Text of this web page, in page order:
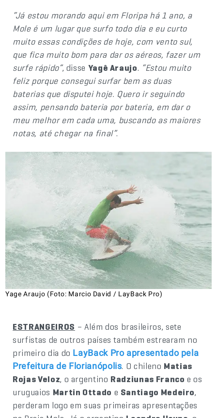
“Já estou morando aqui em Floripa há 1 ano, a
Mole é um lugar que surfo todo dia e eu curto
muito essas condições de hoje, com vento sul,
que fica muito bom para dar os aéreos, fazer um
surfe rápido”, disse Yagê Araujo. “Estou muito
feliz porque consegui surfar bem as duas
baterias que disputei hoje. Quero ir seguindo
assim, pensando bateria por bateria, em dar o
meu melhor em cada uma, buscando as maiores
notas, até chegar na final”.
Yage Araujo (Foto: Marcio David / LayBack Pro)
ESTRANGEIROS – Além dos brasileiros, sete
surfistas de outros países também estrearam no
primeiro dia do LayBack Pro apresentado pela
Prefeitura de Florianópolis. O chileno Matias
Rojas Veloz, o argentino Radziunas Franco e os
uruguaios Martin Ottado e Santiago Medeiro,
perderam logo em suas primeiras apresentações